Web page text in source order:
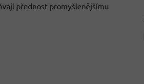
přednost promyšlenějšímu